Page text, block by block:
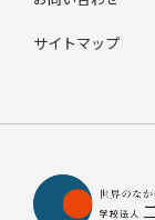
サイトマップ